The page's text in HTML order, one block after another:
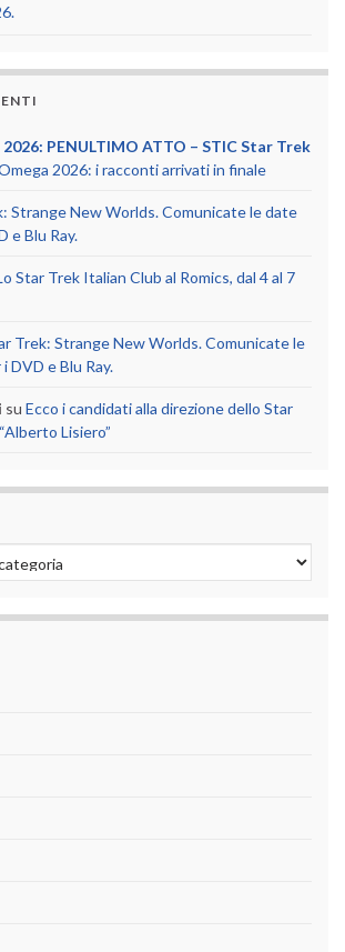
PENULTIMO ATTO – STIC Star Trek
2026: i racconti arrivati in finale
Strange New Worlds. Comunicate le date
e Blu Ray.
Star Trek Italian Club al Romics, dal 4 al 7
Trek: Strange New Worlds. Comunicate le
DVD e Blu Ray.
su Ecco i candidati alla direzione dello Star
Lisiero”